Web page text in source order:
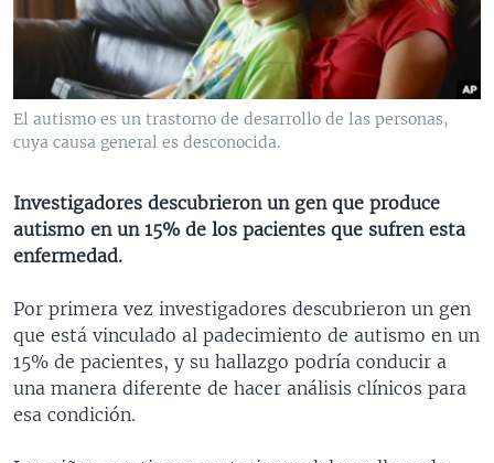
VENEZUELA
NICARAGUA
ECONOMÍA
ENTRETENIMIENTO Y CULTURA
TECNOLOGÍA
DEPORTES
MULTIMEDIA
FOTOGRAFÍA
AUDIOS
PROGRAMAS TV
EL MUNDO AL DÍA
FORO INTERAMERICANO
LAS CLAVES
PANORAMA
RADIO
AVANCE INFORMATIVO
BUENOS DÍAS AMÉRICA
ESTADOS UNIDOS AL DÍA
FORO [RADIO]
DEPORTIVO INTERNACIONAL
NOTA ECONÓMICA
DIRECT
Learning English
Idiomas
El autismo es un trastorno de desarrollo de las personas,
cuya causa general es desconocida.
Investigadores descubrieron un gen que produce
autismo en un 15% de los pacientes que sufren esta
enfermedad.
Por primera vez investigadores descubrieron un gen
que está vinculado al padecimiento de autismo en un
15% de pacientes, y su hallazgo podría conducir a
una manera diferente de hacer análisis clínicos para
esa condición.